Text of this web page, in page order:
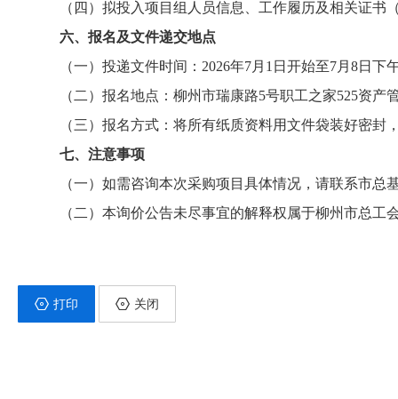
（四）拟投入项目组人员信息、工作履历及相关证
六、报名及文件递交地点
（一）投递文件时间：2026年7月1日开始至7月8日
（二）报名地点：柳州市瑞康路5号职工之家525资产
（三）报名方式：将所有纸质资料用文件袋装好密封
七、注意事项
（一）如需咨询本次采购项目具体情况，请联系市总
（二）本询价公告未尽事宜的解释权属于柳州市总工
打印 关闭